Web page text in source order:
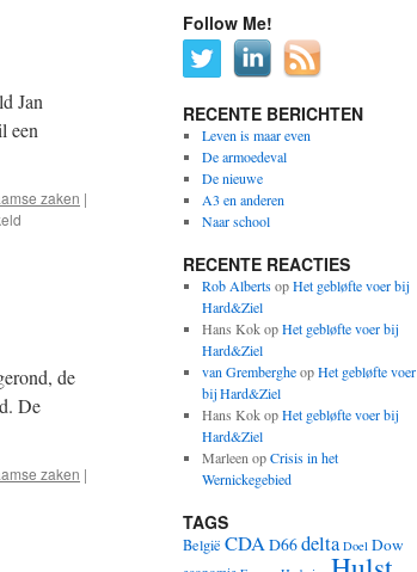
Jan
een
zaken |
de
De
zaken |
Follow Me!
RECENTE BERICHTEN
Leven is maar even
De armoedeval
De nieuwe
A3 en anderen
Naar school
RECENTE REACTIES
Rob AlbertsopHet gebløfte voer bij
Hard&Ziel
Hans KokopHet gebløfte voer bij
Hard&Ziel
van GrembergheopHet gebløfte voer
bij Hard&Ziel
Hans KokopHet gebløfte voer bij
Hard&Ziel
Marleen opCrisis in het
Wernickegebied
TAGS
België CDAD66delta Doel Dow